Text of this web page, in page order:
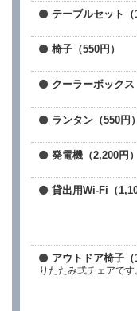
テーブルセット（
椅子（550円）
クーラーボックス
ランタン（550円）
発電機（2,200円）
貸出用Wi-Fi（
アウトドア椅子（
りたたみ式チェアです